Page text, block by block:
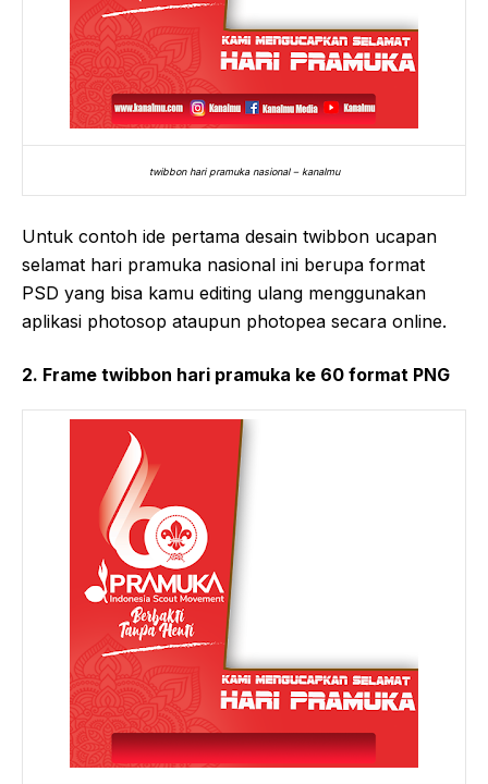
twibbon hari pramuka nasional – kanalmu
Untuk contoh ide pertama desain twibbon ucapan
selamat hari pramuka nasional ini berupa format
PSD yang bisa kamu editing ulang menggunakan
aplikasi photosop ataupun photopea secara online.
2. Frame twibbon hari pramuka ke 60 format PNG